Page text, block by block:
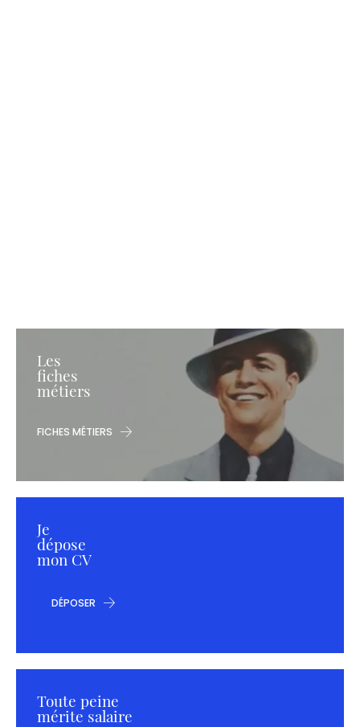
Les
fiches
métiers
FICHES MÉTIERS
Je
dépose
mon CV
DÉPOSER
Toute peine
mérite salaire